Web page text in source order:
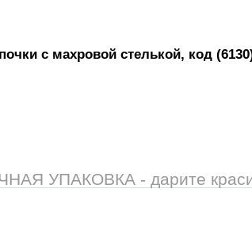
с махровой стелькой, код
УПАКОВКА - дарите